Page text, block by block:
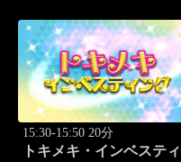
15:30-15:50 20分
トキメキ・インベステ